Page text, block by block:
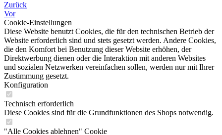
Zurück
Vor
Cookie-Einstellungen
Diese Website benutzt Cookies, die für den technischen Betrieb der
Website erforderlich sind und stets gesetzt werden. Andere Cookies,
die den Komfort bei Benutzung dieser Website erhöhen, der
Direktwerbung dienen oder die Interaktion mit anderen Websites
und sozialen Netzwerken vereinfachen sollen, werden nur mit Ihrer
Zustimmung gesetzt.
Konfiguration
Technisch erforderlich
Diese Cookies sind für die Grundfunktionen des Shops notwendig.
"Alle Cookies ablehnen" Cookie